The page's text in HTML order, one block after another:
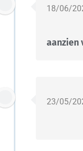
18/06/
aanzien
23/05/